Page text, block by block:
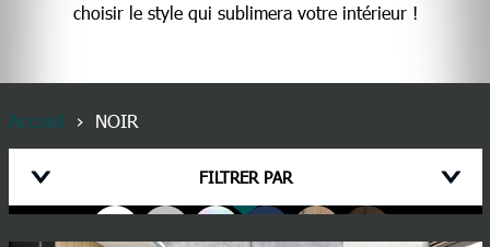
choisir le style qui sublimera votre intérieur !
Fil d'Ariane
Accueil NOIR
FILTRER PAR